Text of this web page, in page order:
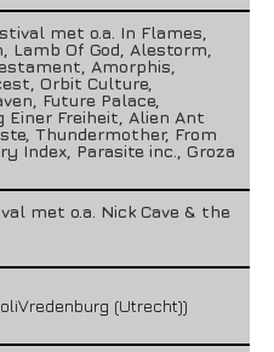
met o.a. In Flames,
Lamb Of God, Alestorm,
Amorphis,
Orbit Culture,
Future Palace,
Einer Freiheit, Alien Ant
Thundermother, From
Index, Parasite inc., Groza
met o.a. Nick Cave & the
(Utrecht))